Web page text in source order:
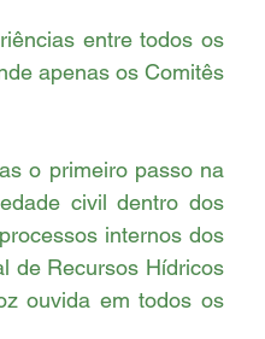
entre todos os
apenas os Comitês
civil dentro dos
internos dos
de Recursos Hídricos
ouvida em todos os